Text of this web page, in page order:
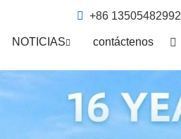
+86 13505482992
NOTICIAS contáctenos